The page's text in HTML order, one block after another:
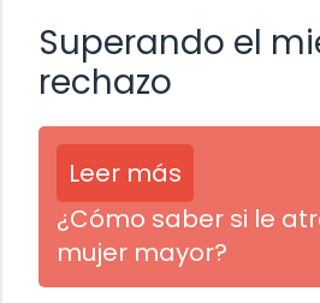
Superando el
rechazo
Leer más
¿Cómo saber si le
mujer mayor?